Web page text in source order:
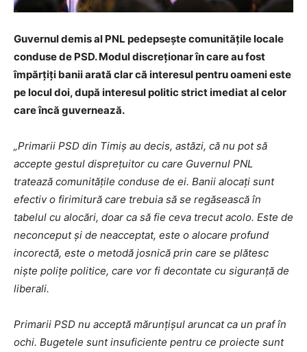
Guvernul demis al PNL pedepsește comunitățile locale
conduse de PSD. Modul discreționar în care au fost
împărțiți banii arată clar că interesul pentru oameni este
pe locul doi, după interesul politic strict imediat al celor
care încă guvernează.
„Primarii PSD din Timiș au decis, astăzi, că nu pot să
accepte gestul disprețuitor cu care Guvernul PNL
tratează comunitățile conduse de ei. Banii alocați sunt
efectiv o firimitură care trebuia să se regăsească în
tabelul cu alocări, doar ca să fie ceva trecut acolo. Este de
neconceput și de neacceptat, este o alocare profund
incorectă, este o metodă josnică prin care se plătesc
niște polițe politice, care vor fi decontate cu siguranță de
liberali.
Primarii PSD nu acceptă mărunțișul aruncat ca un praf în
ochi. Bugetele sunt insuficiente pentru ce proiecte sunt